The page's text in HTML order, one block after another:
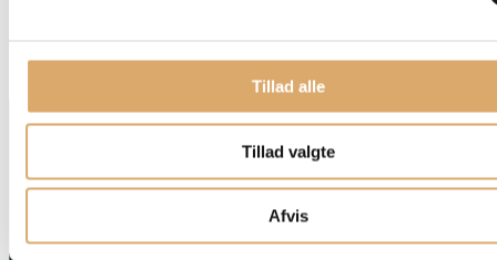
Tillad alle
Tillad valgte
Afvis
PROJEKTER
BAD & GARDEROBE
KOMPETENCER
OM
KONTAKT